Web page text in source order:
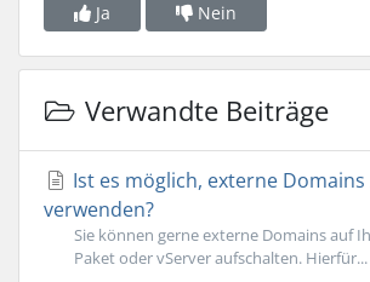
Ja Nein
Verwandte Beiträge
Ist es möglich, externe Domains
verwenden?
Sie können gerne externe Domains auf
Paket oder vServer aufschalten. Hierfür...